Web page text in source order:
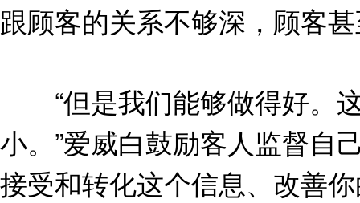
跟顾客的关系不够深，顾客
“但是我们能够做得好。
小。”爱威白鼓励客人监督自
接受和转化这个信息、改善